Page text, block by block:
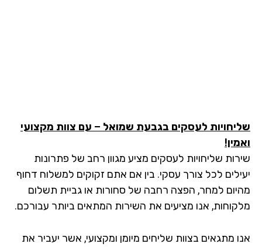
לעסקים בגבעת שמואל – עם צוות מקצועי
שליחויות לעסקים מציע מגוון רחב של פתרונות
לכל צורך עסקי. בין אם אתם זקוקים למשלוח דחוף
למחר, הפצה רחבה של סחורות או גביית תשלום
אנו מציעים את השירות המתאים ביותר עבורכם.
מתגאים בצוות שליחים מיומן ומקצועי, אשר יעביר את